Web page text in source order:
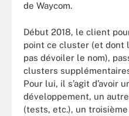
de Waycom.
Début 2018, le client
point ce cluster (et dont
pas dévoiler le nom),
clusters
Pour lui, il s’agit d’avoir
développement, un
(tests, etc.), un